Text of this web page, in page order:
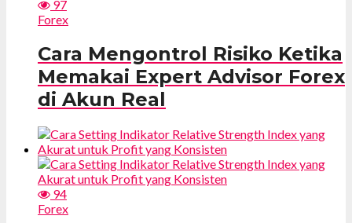
97
Forex
Cara Mengontrol Risiko Ketika
Memakai Expert Advisor Forex
di Akun Real
94
Forex